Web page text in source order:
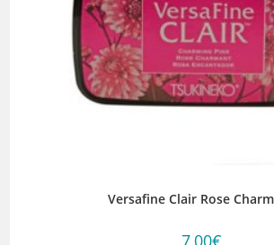
Versafine Clair Rose
7,00€